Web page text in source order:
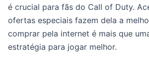
é crucial para fãs do Call of Duty.
ofertas especiais fazem dela a
comprar pela internet é mais que
estratégia para jogar melhor.